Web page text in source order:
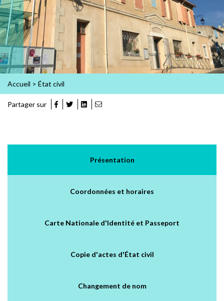
Accueil > État civil
Partager sur
Présentation
Coordonnées et horaires
Carte Nationale d'Identité et Passeport
Copie d'actes d'État civil
Changement de nom